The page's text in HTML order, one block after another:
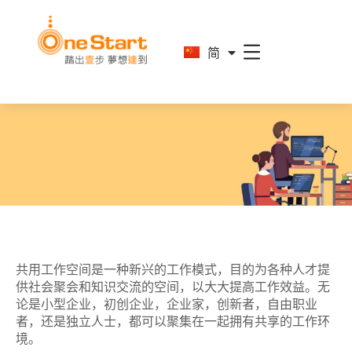
简
繁
共用工作空间是一种新兴的工作模式，目的为各种人才提
供社会聚会和知识交流的空间，以大大提高工作效益。无
论是小型企业，初创企业，企业家，创新者，自由职业
者，还是独立人士，都可以聚集在一起拥有共享的工作环
境。